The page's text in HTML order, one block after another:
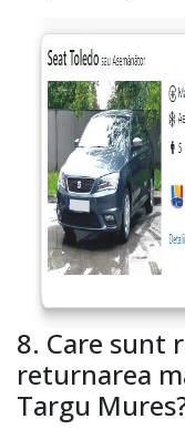
8. Care sunt
returnarea
Targu Mures